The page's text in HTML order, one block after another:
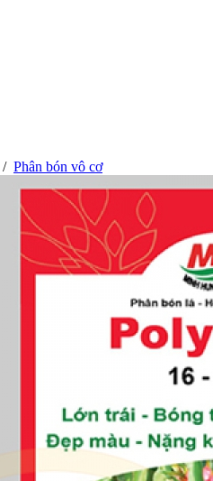
/ Phân bón vô cơ